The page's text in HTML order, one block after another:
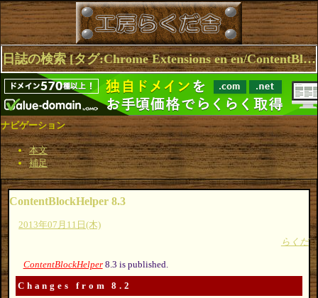
日誌の検索 [タグ:Chrome Extensions en en/ContentBlockHelper Opera] 1～3(3件中)
ナビゲーション
本文
補足
ContentBlockHelper 8.3
2013年07月11日(木)
らくだ
ContentBlockHelper8.3 is published.
Changes from 8.2